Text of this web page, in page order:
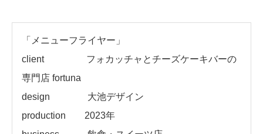
「 メニューフライヤー」
client フォカッチャとチーズケーキバーの
専門店 fortuna
design 大池デザイン
production 2023年